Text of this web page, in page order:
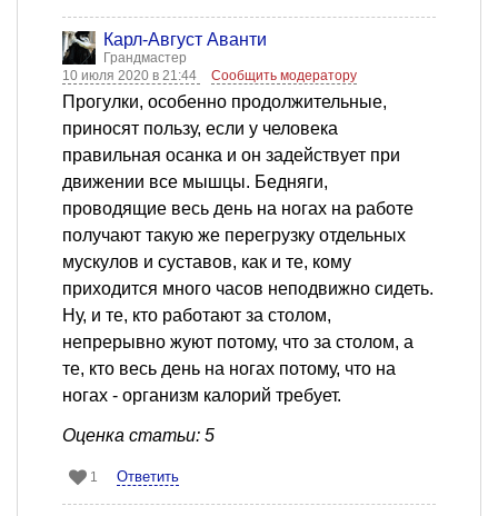
Карл-Август Аванти
Грандмастер
10 июля 2020 в 21:44
Сообщить модератору
Прогулки, особенно продолжительные,
приносят пользу, если у человека
правильная осанка и он задействует при
движении все мышцы. Бедняги,
проводящие весь день на ногах на работе
получают такую же перегрузку отдельных
мускулов и суставов, как и те, кому
приходится много часов неподвижно сидеть.
Ну, и те, кто работают за столом,
непрерывно жуют потому, что за столом, а
те, кто весь день на ногах потому, что на
ногах - организм калорий требует.
Оценка статьи: 5
1 Ответить